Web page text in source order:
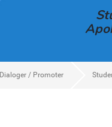
Dialoger / Promoter